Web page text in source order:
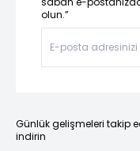
olun.”
Günlük gelişmeleri takip
indirin